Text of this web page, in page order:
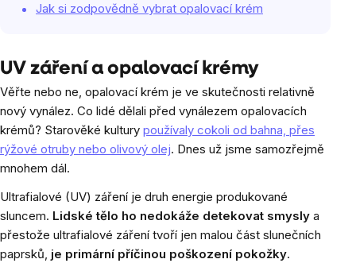
Jak si zodpovědně vybrat opalovací krém
UV záření a opalovací krémy
Věřte nebo ne, opalovací krém je ve skutečnosti relativně
nový vynález. Co lidé dělali před vynálezem opalovacích
krémů? Starověké kultury používaly cokoli od bahna, přes
rýžové otruby nebo olivový olej. Dnes už jsme samozřejmě
mnohem dál.
Ultrafialové (UV) záření je druh energie produkované
sluncem. Lidské tělo ho nedokáže detekovat smysly a
přestože ultrafialové záření tvoří jen malou část slunečních
paprsků, je primární příčinou poškození pokožky.